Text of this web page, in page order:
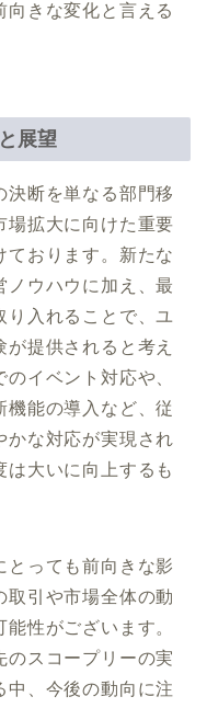
きな変化と言える
展望
決断を単なる部門移
場拡大に向けた重要
ております。新たな
ノウハウに加え、最
り入れることで、ユ
提供されると考え
イベント対応や、
機能の導入など、従
かな対応が実現され
は大いに向上するも
とっても前向きな影
取引や市場全体の動
性がございます。
のスコープリーの実
中、今後の動向に注